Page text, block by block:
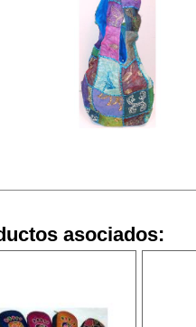
asociados: